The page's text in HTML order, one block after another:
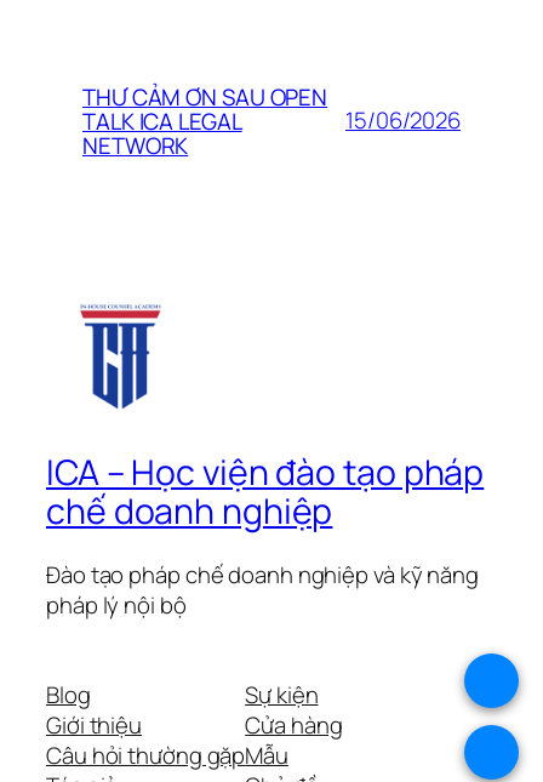
THƯ CẢM ƠN SAU OPEN
TALK ICA LEGAL
NETWORK
15/06/2026
ICA – Học viện đào tạo pháp
chế doanh nghiệp
Đào tạo pháp chế doanh nghiệp và kỹ năng
pháp lý nội bộ
Blog
Giới thiệu
Câu hỏi thường gặp
Sự kiện
Cửa hàng
Mẫu